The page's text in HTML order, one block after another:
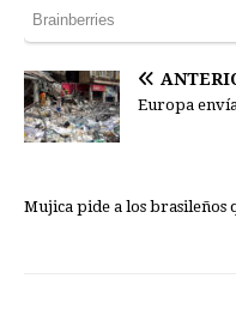
Europa
Mujica pide a los brasileños